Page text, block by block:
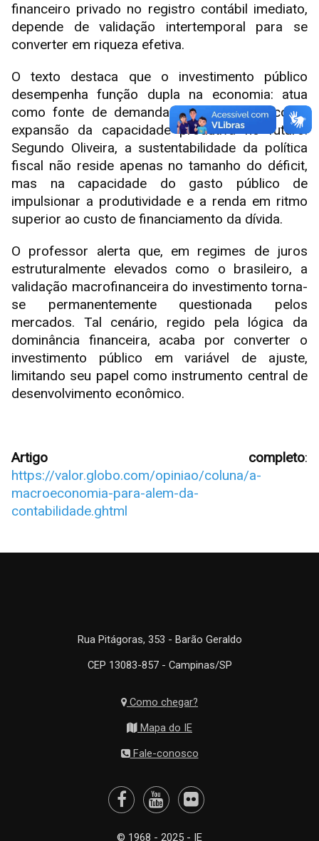
financeiro privado no registro contábil imediato,
depende de validação intertemporal para se
converter em riqueza efetiva.
O texto destaca que o investimento público
desempenha função dupla na economia: atua
como fonte de demanda no presente e como
expansão da capacidade produtiva no futuro.
Segundo Oliveira, a sustentabilidade da política
fiscal não reside apenas no tamanho do déficit,
mas na capacidade do gasto público de
impulsionar a produtividade e a renda em ritmo
superior ao custo de financiamento da dívida.
O professor alerta que, em regimes de juros
estruturalmente elevados como o brasileiro, a
validação macrofinanceira do investimento torna-
se permanentemente questionada pelos
mercados. Tal cenário, regido pela lógica da
dominância financeira, acaba por converter o
investimento público em variável de ajuste,
limitando seu papel como instrumento central de
desenvolvimento econômico.
Artigo completo:
https://valor.globo.com/opiniao/coluna/a-
macroeconomia-para-alem-da-
contabilidade.ghtml
Rua Pitágoras, 353 - Barão Geraldo
CEP 13083-857 - Campinas/SP
Como chegar?
Mapa do IE
Fale-conosco
© 1968 - 2025 - IE